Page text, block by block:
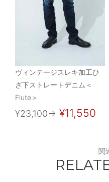
ヴィンテージスレキ加工ひ
ざ下ストレートデニム＜
Flute＞
¥23,100→ ¥11,550
関